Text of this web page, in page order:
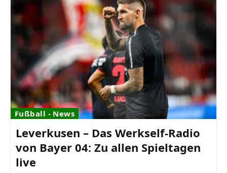
Fußball - News
Leverkusen – Das Werkself-Radio
von Bayer 04: Zu allen Spieltagen
live